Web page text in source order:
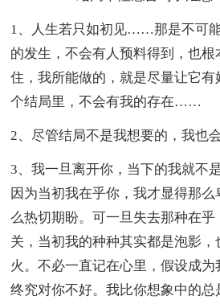
1、人生若只如初见……那是不可
的发生，不会有人预料得到，也根
住，我所能做的，就是尽量让它
个结局里，不会有我的存在……
2、尽管结局不是我想要的，我也
3、我一旦离开你，当下的我就不
因为当初我在乎你，我才显得那
么热切期盼。可一旦失去那种在
关，当初我的种种其实都是泡影，
火。不必一直记在心里，假设成
终究对你不好。我比你想象中的总